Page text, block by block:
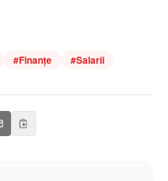
#Finanțe #Salarii